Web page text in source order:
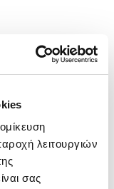
λειτουργιών
σας